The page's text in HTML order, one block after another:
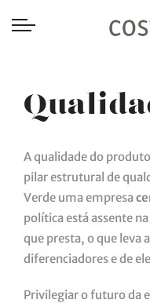
A qualidade do
pilar estrutural de
Verde uma empresa
política está assente
que presta, o que leva
diferenciadores e de
Privilegiar o futuro da